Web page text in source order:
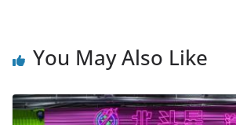
You May Also Like